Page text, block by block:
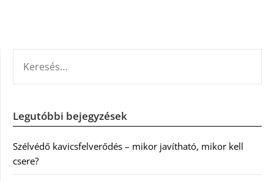
Legutóbbi bejegyzések
Szélvédő kavicsfelverődés – mikor javítható, mikor kell
csere?